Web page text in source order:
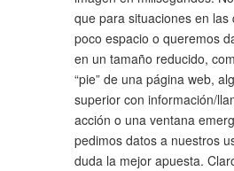
que para situaciones en las
poco espacio o queremos
en un tamaño reducido,
“pie” de una página web,
superior con información/
acción o una ventana
pedimos datos a nuestros
duda la mejor apuesta.